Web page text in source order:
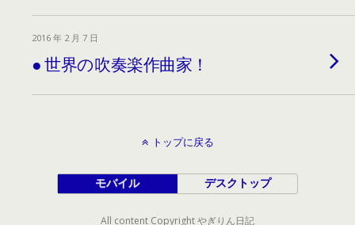
2016 年 2 月 7 日
● 世界の吹奏楽作曲家！
トップに戻る
モバイル デスクトップ
All content Copyright やぎりん日記